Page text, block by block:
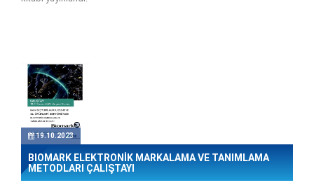
19.10.2023
BIOMARK ELEKTRONİK MARKALAMA VE TANIMLAMA
METODLARI ÇALIŞTAYI